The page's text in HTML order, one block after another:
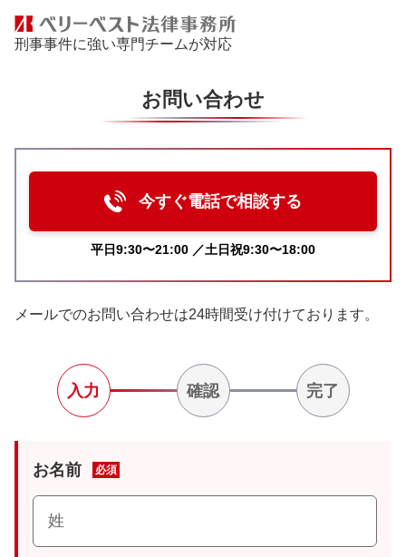
刑事事件に強い専門チームが対応
お問い合わせ
今すぐ電話で相談する
平日9:30〜21:00 ／土日祝9:30〜18:00
メールでのお問い合わせは24時間受け付けております。
入力 確認 完了
お名前 必須